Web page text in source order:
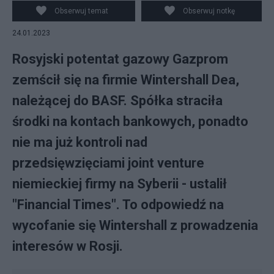
Gazpromem.Obserwuj temat Obserwuj notkę
24.01.2023
Rosyjski potentat gazowy Gazprom
zemścił się na firmie Wintershall Dea,
należącej do BASF. Spółka straciła
środki na kontach bankowych, ponadto
nie ma już kontroli nad
przedsięwzięciami joint venture
niemieckiej firmy na Syberii - ustalił
"Financial Times". To odpowiedź na
wycofanie się Wintershall z prowadzenia
interesów w Rosji.